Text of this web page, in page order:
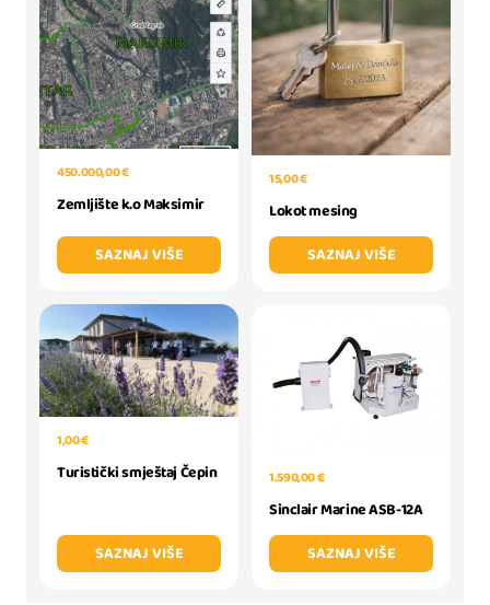
450.000,00 €
Zemljište k.o Maksimir
SAZNAJ VIŠE
15,00 €
Lokot mesing
SAZNAJ VIŠE
1,00 €
Turistički smještaj Čepin
SAZNAJ VIŠE
1.590,00 €
Sinclair Marine ASB-12A
SAZNAJ VIŠE